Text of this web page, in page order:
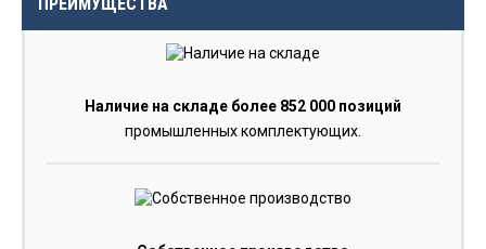
Наличие на складе более 852 000 позиций
промышленных комплектующих.